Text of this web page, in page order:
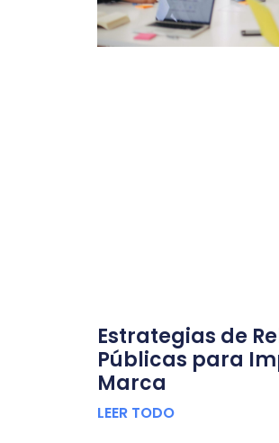
Estrategias de
Públicas para
Marca
LEER TODO